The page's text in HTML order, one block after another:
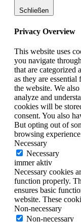
Schließen
Privacy Overview
This website uses
you navigate
that are categorized
as they are
the website. We
analyze and
cookies will be
consent. You also
But opting out of
browsing
Necessary
Necessary
immer aktiv
Necessary cookies
function properly.
ensures basic
website. These
Non-necessary
Non-necessary